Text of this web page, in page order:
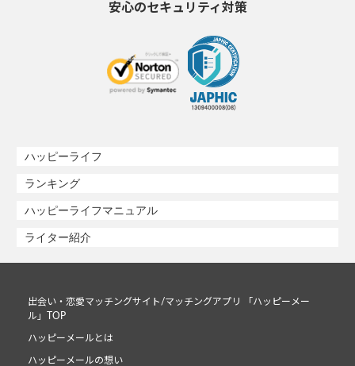
安心のセキュリティ対策
ハッピーライフ
ランキング
ハッピーライフマニュアル
ライター紹介
出会い・恋愛マッチングサイト/マッチングアプリ 「ハッピーメー
ル」TOP
ハッピーメールとは
ハッピーメールの想い